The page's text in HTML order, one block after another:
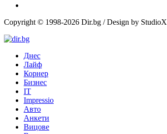
Copyright © 1998-2026 Dir.bg / Design by StudioX
Днес
Лайф
Корнер
Бизнес
IT
Impressio
Авто
Анкети
Вицове